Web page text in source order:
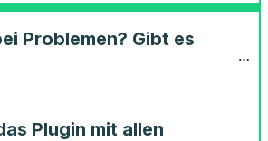
Problemen? Gibt es
Plugin mit allen